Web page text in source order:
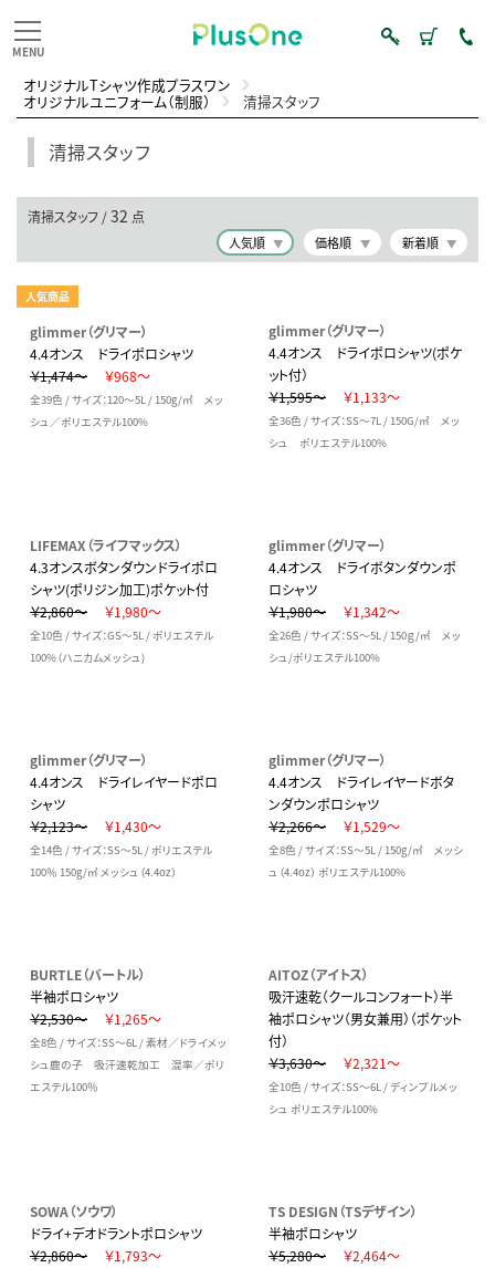
オリジナルTシャツ作成プラスワン
オリジナルユニフォーム（制服） 清掃スタッフ
清掃スタッフ
清掃スタッフ /32 点
人気順 価格順 新着順
人気商品
glimmer（グリマー）
4.4オンス ドライポロシャツ
￥1,474～
￥968～
全39色 / サイズ：120～5L / 150g/㎡ メッ
シュ／ポリエステル100%
glimmer（グリマー）
4.4オンス ドライポロシャツ(ポケ
ット付）
￥1,595～
￥1,133～
全36色 / サイズ：SS～7L / 150G/㎡ メッ
シュ ポリエステル100%
LIFEMAX（ライフマックス）
4.3オンスボタンダウンドライポロ
シャツ(ポリジン加工)ポケット付
￥2,860～
￥1,980～
全10色 / サイズ：GS～5L / ポリエステル
100%（ハニカムメッシュ)
glimmer（グリマー）
4.4オンス ドライボタンダウンポ
ロシャツ
￥1,980～
￥1,342～
全26色 / サイズ：SS～5L / 150ｇ/㎡ メッ
シュ/ポリエステル100%
glimmer（グリマー）
4.4オンス ドライレイヤードポロ
シャツ
￥2,123～
￥1,430～
全14色 / サイズ：SS～5L / ポリエステル
100％ 150g/㎡ メッシュ（4.4oz）
glimmer（グリマー）
4.4オンス ドライレイヤードボタ
ンダウンポロシャツ
￥2,266～
￥1,529～
全8色 / サイズ：SS～5L / 150g/㎡ メッシ
ュ（4.4oz） ポリエステル100%
BURTLE（バートル）
半袖ポロシャツ
￥2,530～
￥1,265～
全8色 / サイズ：SS～6L / 素材／ドライメッ
シュ鹿の子 吸汗速乾加工 混率／ポリ
エステル100％
AITOZ（アイトス）
吸汗速乾（クールコンフォート）半
袖ポロシャツ（男女兼用）（ポケット
付）
￥3,630～
￥2,321～
全10色 / サイズ：SS～6L / ディンプルメッ
シュ ポリエステル100%
SOWA（ソウワ）
ドライ+デオドラントポロシャツ
￥2,860～
￥1,793～
TS DESIGN（TSデザイン）
半袖ポロシャツ
￥5,280～
￥2,464～